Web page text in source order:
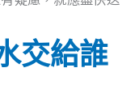
交給誰